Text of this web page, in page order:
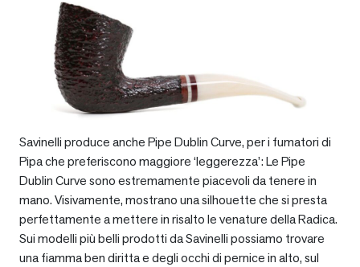
Savinelli produce anche Pipe Dublin Curve, per i fumatori di
Pipa che preferiscono maggiore ‘leggerezza’: Le Pipe
Dublin Curve sono estremamente piacevoli da tenere in
mano. Visivamente, mostrano una silhouette che si presta
perfettamente a mettere in risalto le venature della Radica.
Sui modelli più belli prodotti da Savinelli possiamo trovare
una fiamma ben diritta e degli occhi di pernice in alto, sul